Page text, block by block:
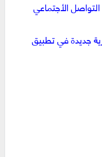
الأجتماعي
جديدة في تطبيق